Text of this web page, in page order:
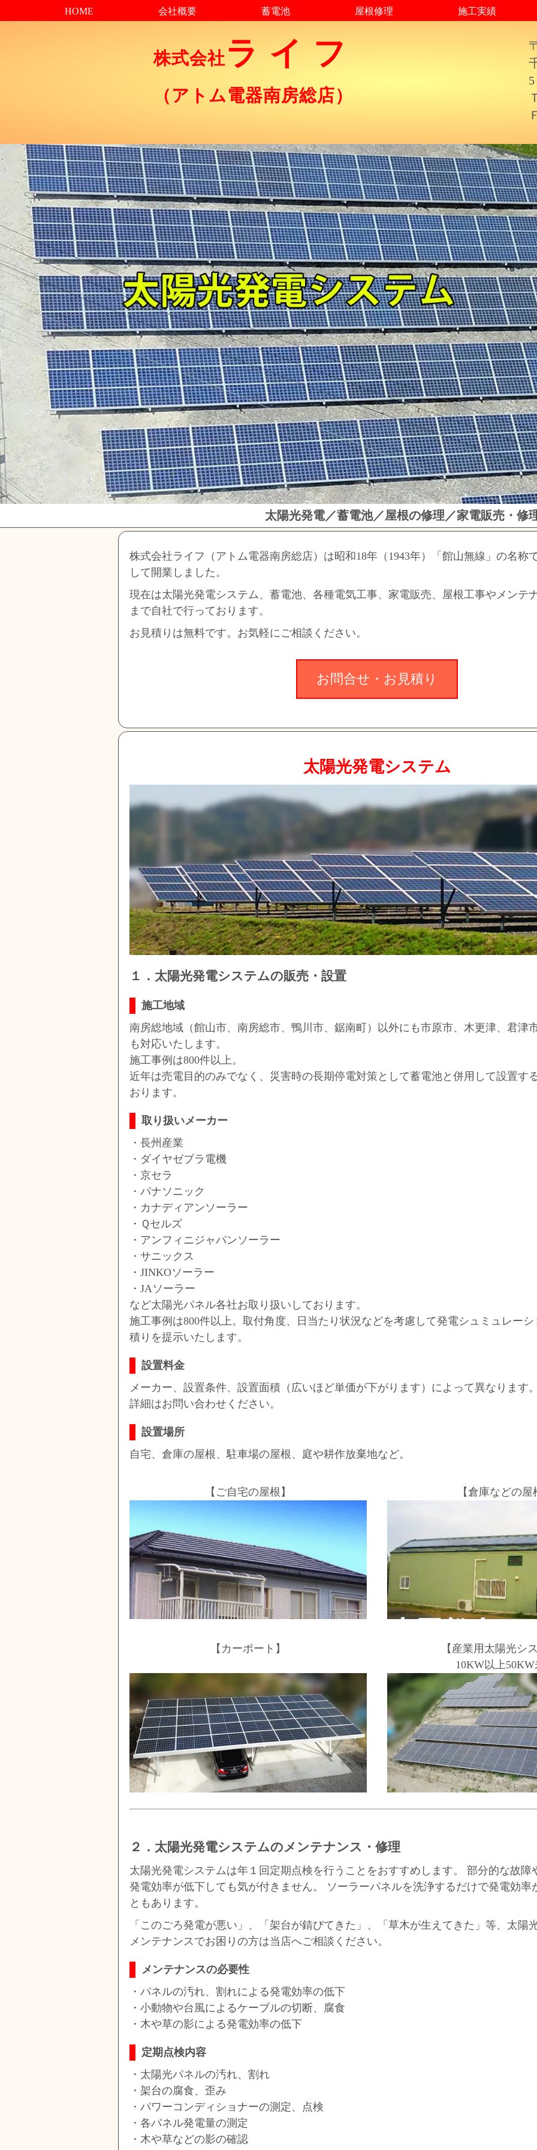
HOME 会社概要 蓄電池 屋根修理 施工実績
株式会社ライフ
（アトム電器南房総店）
5
太陽光発電／蓄電池／屋根の修理／家電販売・修
株式会社ライフ（アトム電器南房総店）は昭和18年（1943年）「館山無線」の名称
して開業しました。
現在は太陽光発電システム、蓄電池、各種電気工事、家電販売、屋根工事やメンテ
まで自社で行っております。
お見積りは無料です。お気軽にご相談ください。
お問合せ・お見積り
太陽光発電システム
１．太陽光発電システムの販売・設置
施工地域
南房総地域（館山市、南房総市、鴨川市、鋸南町）以外にも市原市、木更津、君津
も対応いたします。
施工事例は800件以上。
近年は売電目的のみでなく、災害時の長期停電対策として蓄電池と併用して設置す
おります。
取り扱いメーカー
・長州産業
・ダイヤゼブラ電機
・京セラ
・パナソニック
・カナディアンソーラー
・Ｑセルズ
・アンフィニジャパンソーラー
・サニックス
・JINKOソーラー
・JAソーラー
など太陽光パネル各社お取り扱いしております。
施工事例は800件以上。取付角度、日当たり状況などを考慮して発電シュミュレー
積りを提示いたします。
設置料金
メーカー、設置条件、設置面積（広いほど単価が下がります）によって異なります
詳細はお問い合わせください。
設置場所
自宅、倉庫の屋根、駐車場の屋根、庭や耕作放棄地など。
【ご自宅の屋根】 【倉庫などの屋
【カーポート】
【産業用太陽光シ
10KW以上
２．太陽光発電システムのメンテナンス・修理
太陽光発電システムは年１回定期点検を行うことをおすすめします。 部分的な故障
発電効率が低下しても気が付きません。 ソーラーパネルを洗浄するだけで発電効率
ともあります。
「このごろ発電が悪い」、「架台が錆びてきた」、「草木が生えてきた」等、太陽
メンテナンスでお困りの方は当店へご相談ください。
メンテナンスの必要性
・パネルの汚れ、割れによる発電効率の低下
・小動物や台風によるケーブルの切断、腐食
・木や草の影による発電効率の低下
定期点検内容
・太陽光パネルの汚れ、割れ
・架台の腐食、歪み
・パワーコンディショナーの測定、点検
・各パネル発電量の測定
・木や草などの影の確認